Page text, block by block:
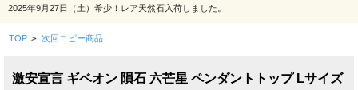
2025年9月27日（土）希少！レア天然石入荷しました。
TOP > 次回コピー商品
激安宣言 ギベオン 隕石 六芒星 ペンダントトップ Lサイズ